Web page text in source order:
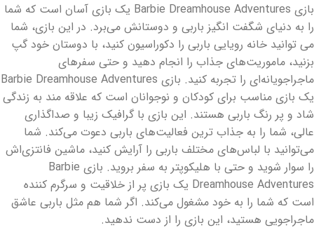
بازی Barbie Dreamhouse Adventures یک بازی آسان است که شما
را به دنیای شگفت انگیز باربی و دوستانش می‌برد. در این بازی، شما
می توانید خانه رویایی باربی را دکوراسیون کنید، با دوستان خود گپ
بزنید، ماموریت‌های جذاب را انجام دهید و حتی سفرهای
ماجراجویانه‌ای را تجربه کنید. بازی Barbie Dreamhouse Adventures
یک بازی مناسب برای کودکان و نوجوانان است که علاقه مند به زندگی
شاد و پر رنگ باربی هستند. این بازی با گرافیک زیبا و صداگذاری
عالی، شما را به جذاب ترین فعالیت‌های باربی دعوت می‌کند. شما
می‌توانید با لباس‌های مختلف باربی را آرایش کنید، ماشین فانتزی‌اش
را سوار شوید و حتی با هلیکوپتر به سفر بروید. بازی Barbie
Dreamhouse Adventures یک بازی پر از خلاقیت و سرگرم کننده
است که شما را به خود مشغول می‌کند. اگر شما هم مثل باربی عاشق
ماجراجویی هستید، این بازی را از دست ندهید.